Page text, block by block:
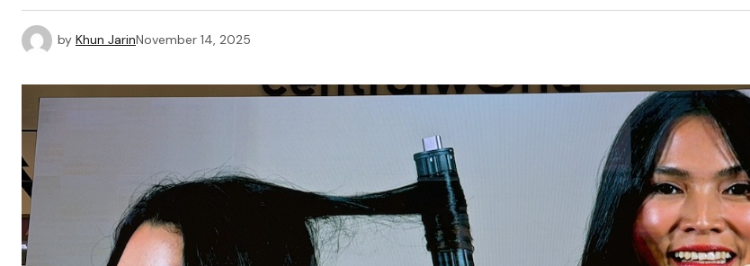
by Khun JarinNovember 14, 2025